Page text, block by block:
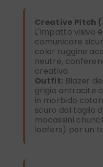
Creative Pitch
L'impatto visivo
comunicare
color ruggine
neutre,
creativa.
Outfit: Blazer
grigio antracite
in morbido
scuro dal taglio
mocassini
loafers) per un